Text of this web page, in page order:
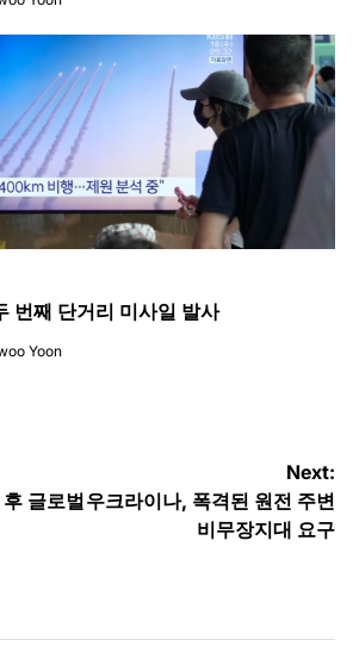
번째 단거리 미사일 발사
Yoon
글로벌
Next:
우크라이나, 폭격된 원전 주변
비무장지대 요구